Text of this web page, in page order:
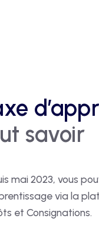
savoir
mai 2023, vous
via la
et Consignations.